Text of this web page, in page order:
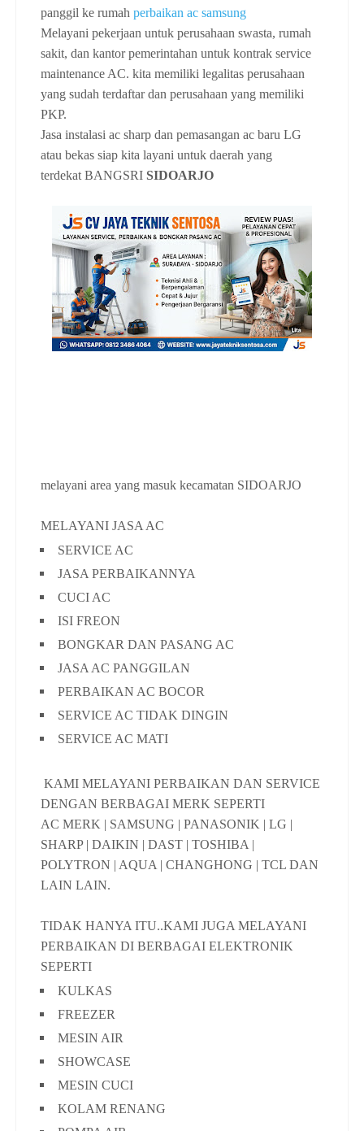
panggil ke rumah perbaikan ac samsung
Melayani pekerjaan untuk perusahaan swasta, rumah
sakit, dan kantor pemerintahan untuk kontrak service
maintenance AC. kita memiliki legalitas perusahaan
yang sudah terdaftar dan perusahaan yang memiliki
PKP.
Jasa instalasi ac sharp dan pemasangan ac baru LG
atau bekas siap kita layani untuk daerah yang
terdekat BANGSRI SIDOARJO
melayani area yang masuk kecamatan SIDOARJO
MELAYANI JASA AC
SERVICE AC
JASA PERBAIKANNYA
CUCI AC
ISI FREON
BONGKAR DAN PASANG AC
JASA AC PANGGILAN
PERBAIKAN AC BOCOR
SERVICE AC TIDAK DINGIN
SERVICE AC MATI
KAMI MELAYANI PERBAIKAN DAN SERVICE
DENGAN BERBAGAI MERK SEPERTI
AC MERK | SAMSUNG | PANASONIK | LG |
SHARP | DAIKIN | DAST | TOSHIBA |
POLYTRON | AQUA | CHANGHONG | TCL DAN
LAIN LAIN.
TIDAK HANYA ITU..KAMI JUGA MELAYANI
PERBAIKAN DI BERBAGAI ELEKTRONIK
SEPERTI
KULKAS
FREEZER
MESIN AIR
SHOWCASE
MESIN CUCI
KOLAM RENANG